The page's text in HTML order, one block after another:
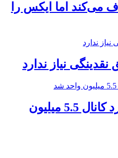
می‌کند اما ایکس را
نقدینگی نیاز ندارد
شاخص کل بورس وارد کانال 5.5 میلیون